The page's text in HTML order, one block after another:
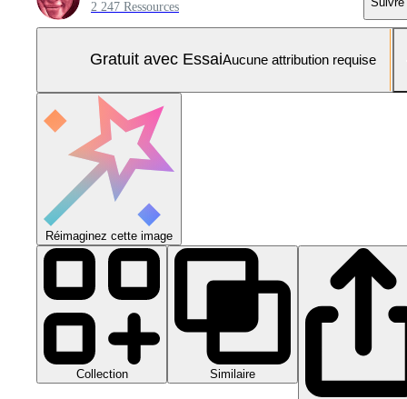
2 247 Ressources
Gratuit avec EssaiAucune attribution requise
Réimaginez cette image
Collection Similaire